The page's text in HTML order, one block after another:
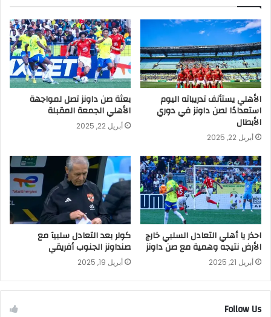
الأهلي يستأنف تدريباته اليوم
استعدادًا لصن داونز في دوري
الأبطال
أبريل 22, 2025
بعثة صن داونز تصل لمواجهة
الأهلي الجمعة المقبلة
أبريل 22, 2025
احذر يا أهلي التعادل السلبي خارج
الأرض نتيجه وهمية مع صن داونز
أبريل 21, 2025
كولر بعد التعادل سلبيآ مع
صنداونز الجنوب أفريقي
أبريل 19, 2025
Follow Us